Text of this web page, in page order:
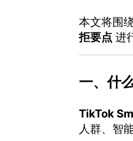
本文将围
拒要点 进
一、什
TikTok
人群、智